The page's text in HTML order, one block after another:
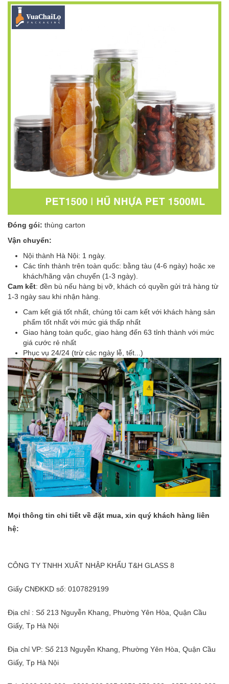
Đóng gói: thùng carton
Vận chuyển:
Nội thành Hà Nội: 1 ngày.
Các tỉnh thành trên toàn quốc: bằng tàu (4-6 ngày) hoặc xe
khách/hãng vận chuyển (1-3 ngày).
Cam kết: đền bù nếu hàng bị vỡ, khách có quyền gửi trả hàng từ
1-3 ngày sau khi nhận hàng.
Cam kết giá tốt nhất, chúng tôi cam kết với khách hàng sản
phẩm tốt nhất với mức giá thấp nhất
Giao hàng toàn quốc, giao hàng đến 63 tỉnh thành với mức
giá cước rẻ nhất
Phục vụ 24/24 (trừ các ngày lễ, tết...)
Mọi thông tin chi tiết về đặt mua, xin quý khách hàng liên
hệ:
CÔNG TY TNHH XUẤT NHẬP KHẨU T&H GLASS 8
Giấy CNĐKKD số: 0107829199
Địa chỉ : Số 213 Nguyễn Khang, Phường Yên Hòa, Quận Cầu
Giấy, Tp Hà Nội
Địa chỉ VP: Số 213 Nguyễn Khang, Phường Yên Hòa, Quận Cầu
Giấy, Tp Hà Nội